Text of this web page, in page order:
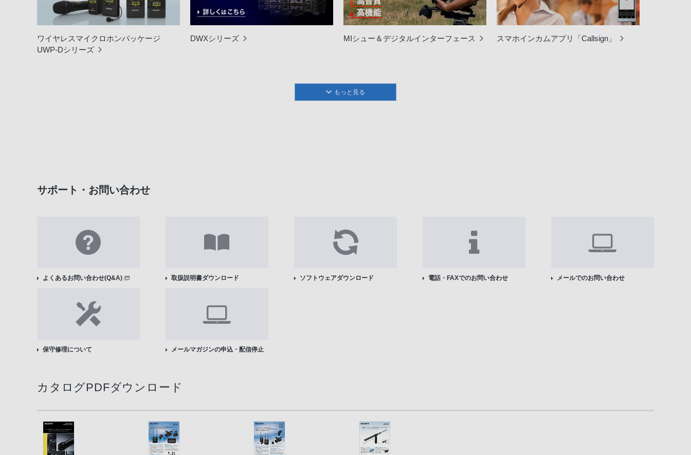
ワイヤレスマイクロホンパッケージ
UWP-Dシリーズ
DWXシリーズ MIシュー＆デジタルインターフェース スマホインカムアプリ「Callsign」
もっと見る
サポート・お問い合わせ
よくあるお問い合わせ(Q&A) 取扱説明書ダウンロード ソフトウェアダウンロード 電話・FAXでのお問い合わせ メールでのお問い合わせ
保守修理について メールマガジンの申込・配信停止
カタログPDFダウンロード